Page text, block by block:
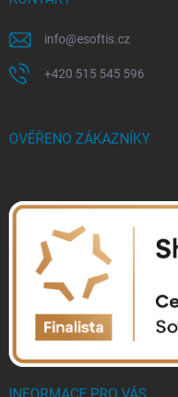
info@esoftis.cz
+420 515 545 596
OVĚŘENO ZÁKAZNÍKY